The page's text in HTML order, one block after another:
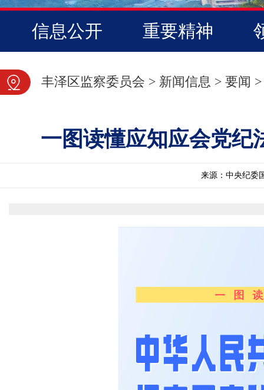
信息公开 重要精神
图片新闻
丰泽区监察委员会 > 新闻信息 > 要闻 >
一图读懂应知应会党纪
来源：中央纪委